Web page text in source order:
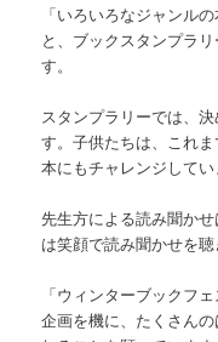
「いろいろなジャンル
と、ブックスタンプラ
す。
スタンプラリーでは、
す。子供たちは、これ
本にもチャレンジしてい
先生方による読み聞か
は笑顔で読み聞かせを
「ウィンターブックフ
企画を機に、たくさん